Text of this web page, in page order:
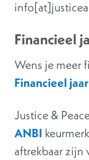
Financieel
Wens je meer
Financieel
Justice &
ANBI
aftrekbaar zijn